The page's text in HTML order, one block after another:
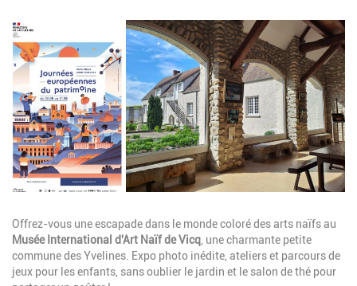
Image
Description
Offrez-vous une escapade dans le monde coloré des arts naïfs au
Musée International d'Art Naïf de Vicq , une charmante petite
commune des Yvelines. Expo photo inédite, ateliers et parcours de
jeux pour les enfants, sans oublier le jardin et le salon de thé pour